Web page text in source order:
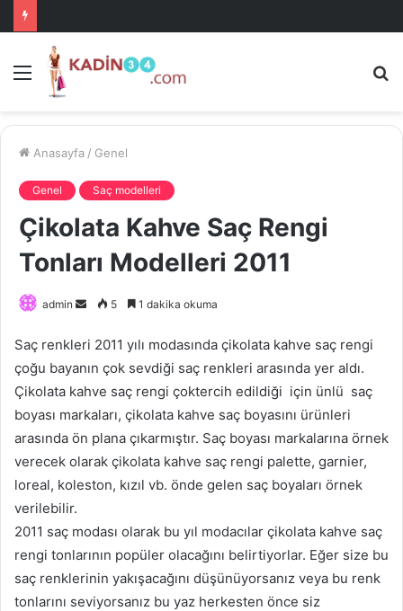
Menü
Anasayfa / Genel
Genel Saç modelleri
Çikolata Kahve Saç Rengi
Tonları Modelleri 2011
admin
Bir
posta
göndermek
5 1 dakika okuma
Saç renkleri 2011 yılı modasında çikolata kahve saç rengi
çoğu bayanın çok sevdiği saç renkleri arasında yer aldı.
Çikolata kahve saç rengi çoktercih edildiği için ünlü saç
boyası markaları, çikolata kahve saç boyasını ürünleri
arasında ön plana çıkarmıştır. Saç boyası markalarına örnek
verecek olarak çikolata kahve saç rengi palette, garnier,
loreal, koleston, kızıl vb. önde gelen saç boyaları örnek
verilebilir.
2011 saç modası olarak bu yıl modacılar çikolata kahve saç
rengi tonlarının popüler olacağını belirtiyorlar. Eğer size bu
saç renklerinin yakışacağını düşünüyorsanız veya bu renk
tonlarını seviyorsanız bu yaz herkesten önce siz